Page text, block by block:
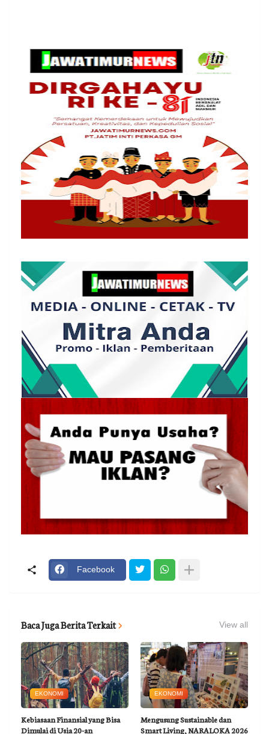
Facebook
Baca Juga Berita Terkait View all
EKONOMI
Kebiasaan Finansial yang Bisa
Dimulai di Usia 20-an
EKONOMI
Mengusung Sustainable dan
Smart Living, NARALOKA 2026